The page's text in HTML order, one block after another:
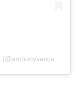
Un post condiviso da Anthony Vaccarello (@anthonyvaccarello)